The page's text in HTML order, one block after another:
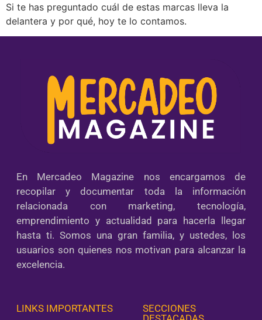
Si te has preguntado cuál de estas marcas lleva la
delantera y por qué, hoy te lo contamos.
En Mercadeo Magazine nos encargamos de
recopilar y documentar toda la información
relacionada con marketing, tecnología,
emprendimiento y actualidad para hacerla llegar
hasta ti. Somos una gran familia, y ustedes, los
usuarios son quienes nos motivan para alcanzar la
excelencia.
LINKS IMPORTANTES
SECCIONES